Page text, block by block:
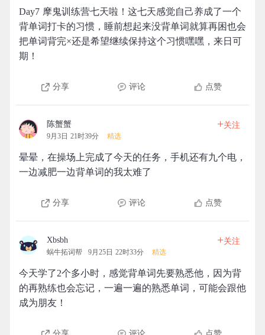
Day7 摩鬼训练营七天啦！这七天感觉自己养成了一个
背单词打卡的习惯，睡前想起来没背单词就算再困也会
把单词背完×还是希望继续保持这个习惯嘿嘿，来日可
期！
分享 评论 点赞
陈蟹蟹
9月3日 21时39分 精选
+关注
晕晕，在操场上完成了今天的任务，手机还有九个电，
一边减肥一边背单词的我太难了
分享 评论 点赞
Xbsbh
蜗牛拓词帮 9月25日 22时33分 精选
+关注
今天学了2个多小时，感觉背单词先要熟悉他，因为背
的再熟练也会忘记，一遍一遍的熟悉单词，可能会跟他
成为朋友！